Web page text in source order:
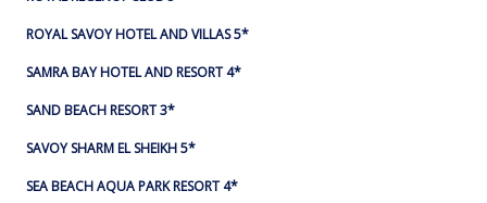
ROYAL SAVOY HOTEL AND VILLAS 5*
SAMRA BAY HOTEL AND RESORT 4*
SAND BEACH RESORT 3*
SAVOY SHARM EL SHEIKH 5*
SEA BEACH AQUA PARK RESORT 4*